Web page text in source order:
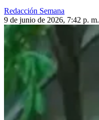
Redacción Semana
9 de junio de 2026, 7:42 p. m.